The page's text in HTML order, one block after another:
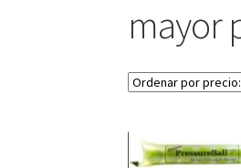
mayor